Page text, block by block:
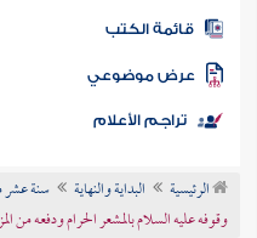
المكتبة
الكتب
موضوعي
تراجم الأعلام
الرئيسية البداية والنهاية سنة عشر
وقوفه عليه السلام بالمشعر الحرام ودفعه